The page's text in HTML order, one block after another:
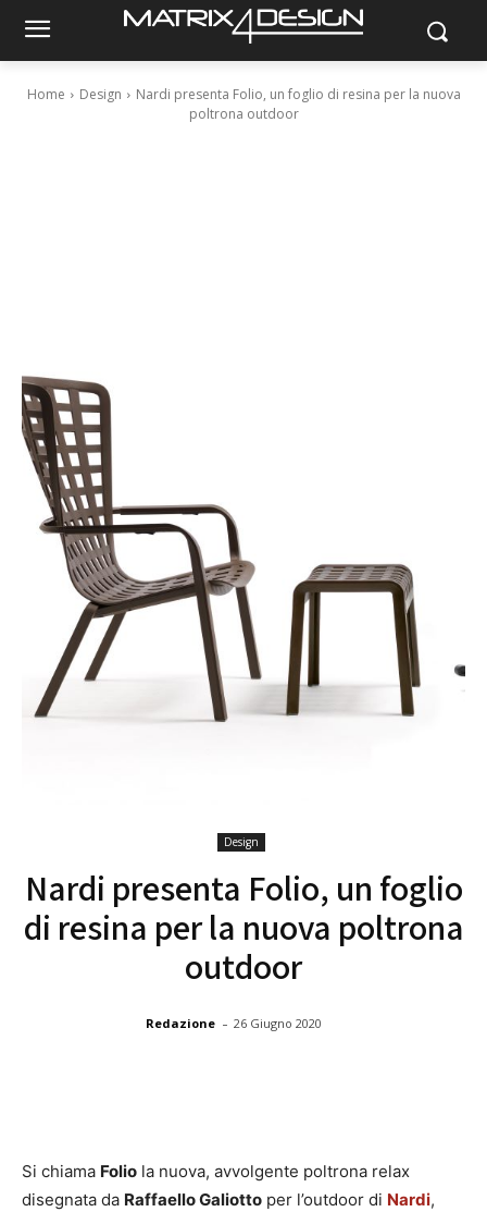
Home Design
Nardi presenta Folio, un foglio di resina per la nuova
poltrona outdoor
Design
Nardi presenta Folio, un foglio
di resina per la nuova poltrona
outdoor
Redazione - 26 Giugno 2020
Si chiama Folio la nuova, avvolgente poltrona relax
disegnata da Raffaello Galiotto per l’outdoor di Nardi,